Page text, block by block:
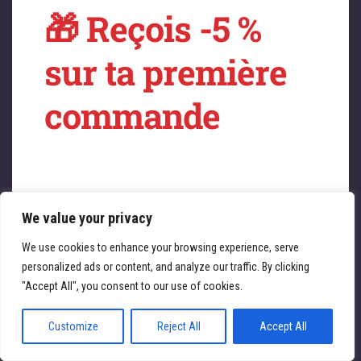
We value your privacy
We use cookies to enhance your browsing experience, serve
personalized ads or content, and analyze our traffic. By clicking
"Accept All", you consent to our use of cookies.
Customize Reject All Accept All
sur quelque chose
de fantastique –
revenez bientôt !
🎁 Reçois -5 %
sur ta première
commande
Saisissez votre adresse e-mail
JE REÇOIS MA RÉDUCTION